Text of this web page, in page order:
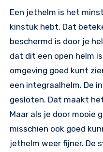
Een jethelm is het
kinstuk hebt. Dat
beschermd is door je
dat dit een open helm
omgeving goed kunt
een integraalhelm. De
gesloten. Dat maakt
Maar als je door mooie
misschien ook goed
jethelm weer fijner. De